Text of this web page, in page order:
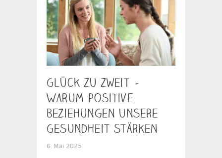
Glück zu zweit –
Warum positive
Beziehungen unsere
Gesundheit stärken
6. Mai 2025